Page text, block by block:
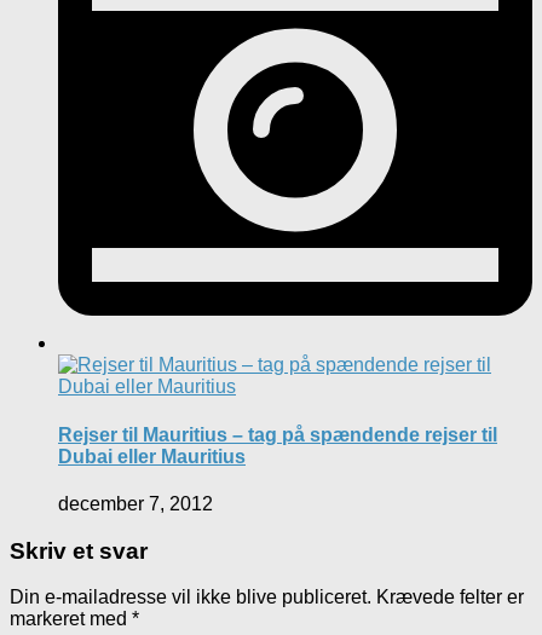
Rejser til Mauritius – tag på spændende rejser til
Dubai eller Mauritius
december 7, 2012
Skriv et svar
Din e-mailadresse vil ikke blive publiceret. Krævede felter er
markeret med *